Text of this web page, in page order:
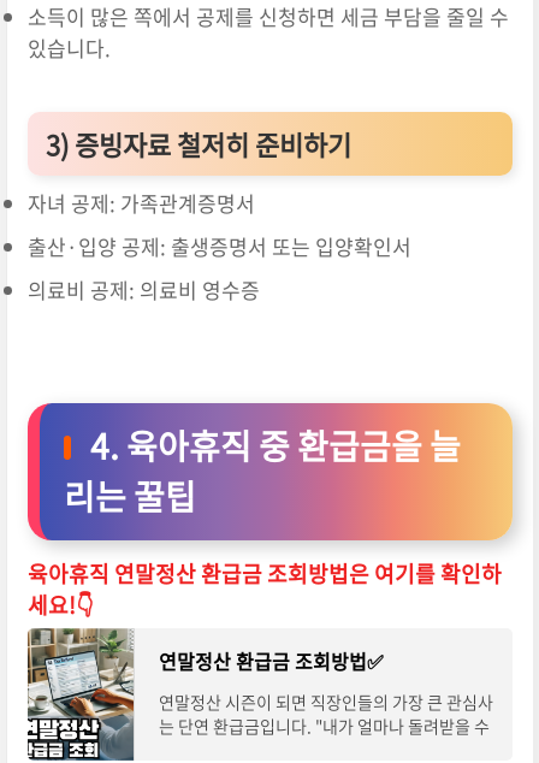
소득이 많은 쪽에서 공제를 신청하면 세금 부담을 줄일 수
있습니다.
3)증빙자료 철저히 준비하기
자녀 공제: 가족관계증명서
출산·입양 공제: 출생증명서 또는 입양확인서
의료비 공제: 의료비 영수증
4. 육아휴직 중 환급금을 늘
리는 꿀팁
육아휴직 연말정산 환급금 조회방법은 여기를 확인하
세요!👇
연말정산 환급금 조회방법✅
연말정산 시즌이 되면 직장인들의 가장 큰 관심사
는 단연 환급금입니다. "내가 얼마나 돌려받을 수